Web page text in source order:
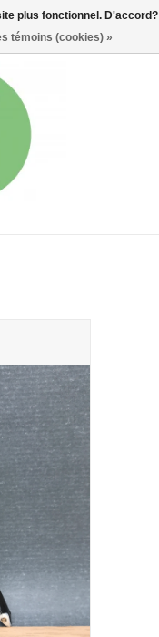
0 Articles - €0,00
plus fonctionnel. D'accord?
témoins (cookies) »